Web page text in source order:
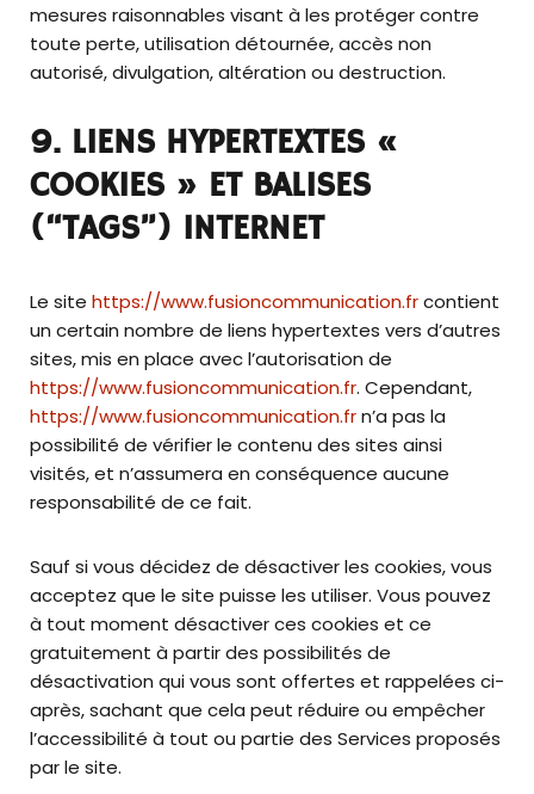
mesures raisonnables visant à les protéger contre
toute perte, utilisation détournée, accès non
autorisé, divulgation, altération ou destruction.
9. LIENS HYPERTEXTES «
COOKIES » ET BALISES
(“TAGS”) INTERNET
Le site https://www.fusioncommunication.frcontient
un certain nombre de liens hypertextes vers d’autres
sites, mis en place avec l’autorisation de
https://www.fusioncommunication.fr. Cependant,
https://www.fusioncommunication.frn’a pas la
possibilité de vérifier le contenu des sites ainsi
visités, et n’assumera en conséquence aucune
responsabilité de ce fait.
Sauf si vous décidez de désactiver les cookies, vous
acceptez que le site puisse les utiliser. Vous pouvez
à tout moment désactiver ces cookies et ce
gratuitement à partir des possibilités de
désactivation qui vous sont offertes et rappelées ci-
après, sachant que cela peut réduire ou empêcher
l’accessibilité à tout ou partie des Services proposés
par le site.